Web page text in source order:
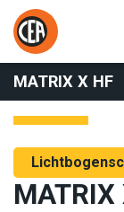
Zum Inhalt springen
HOME/
HF
MATRIX X HF
MATRIX